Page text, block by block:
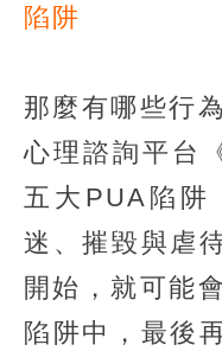
陷阱
那麼有哪些行
心理諮詢平台
五大PUA陷阱
迷、摧毀與虐
開始，就可能
陷阱中，最後